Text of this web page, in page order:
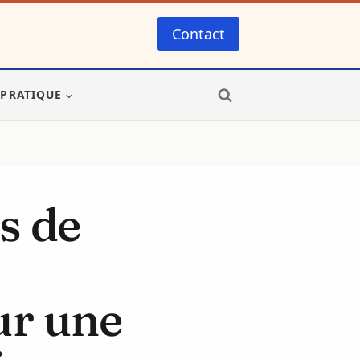
Contact
de
une